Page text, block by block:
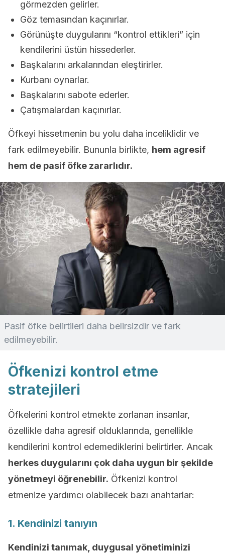
görmezden gelirler.
Göz temasından kaçınırlar.
Görünüşte duygularını “kontrol ettikleri” için
kendilerini üstün hissederler.
Başkalarını arkalarından eleştirirler.
Kurbanı oynarlar.
Başkalarını sabote ederler.
Çatışmalardan kaçınırlar.
Öfkeyi hissetmenin bu yolu daha inceliklidir ve
fark edilmeyebilir. Bununla birlikte, hem agresif
hem de pasif öfke zararlıdır.
Pasif öfke belirtileri daha belirsizdir ve fark
edilmeyebilir.
Öfkenizi kontrol etme
stratejileri
Öfkelerini kontrol etmekte zorlanan insanlar,
özellikle daha agresif olduklarında, genellikle
kendilerini kontrol edemediklerini belirtirler. Ancak
herkes duygularını çok daha uygun bir şekilde
yönetmeyi öğrenebilir. Öfkenizi kontrol
etmenize yardımcı olabilecek bazı anahtarlar:
1. Kendinizi tanıyın
Kendinizi tanımak, duygusal yönetiminizi